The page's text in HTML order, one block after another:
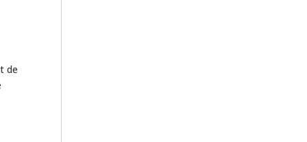
de